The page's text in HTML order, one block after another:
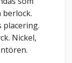
berlock.
placering.
Nickel,